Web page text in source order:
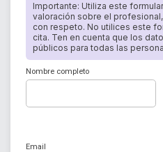
Importante: Utiliza este
valoración sobre el
con respeto. No utilices este
cita. Ten en cuenta que los
públicos para todas las
Nombre completo
Email